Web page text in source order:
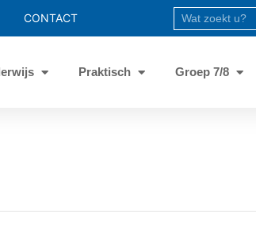
CONTACT
Praktisch Groep 7/8